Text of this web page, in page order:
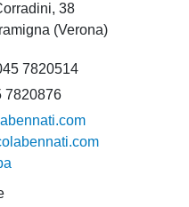
38
(Verona)
7820514
7820876